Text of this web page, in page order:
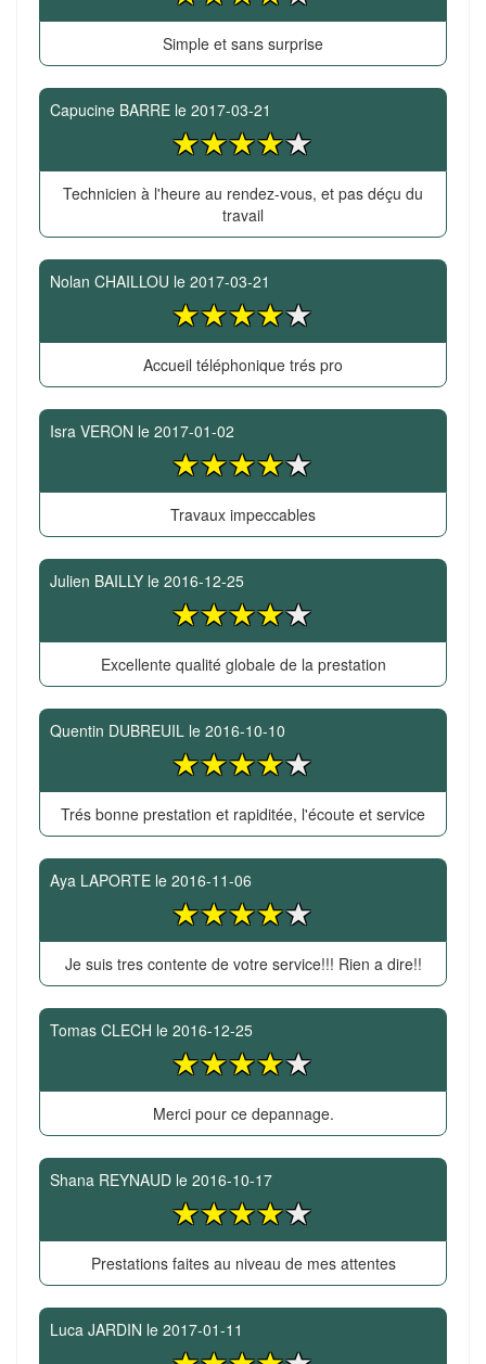
Simple et sans surprise
Capucine BARRE le 2017-03-21
Technicien à l'heure au rendez-vous, et pas déçu du
travail
Nolan CHAILLOU le 2017-03-21
Accueil téléphonique trés pro
Isra VERON le 2017-01-02
Travaux impeccables
Julien BAILLY le 2016-12-25
Excellente qualité globale de la prestation
Quentin DUBREUIL le 2016-10-10
Trés bonne prestation et rapiditée, l'écoute et service
Aya LAPORTE le 2016-11-06
Je suis tres contente de votre service!!! Rien a dire!!
Tomas CLECH le 2016-12-25
Merci pour ce depannage.
Shana REYNAUD le 2016-10-17
Prestations faites au niveau de mes attentes
Luca JARDIN le 2017-01-11